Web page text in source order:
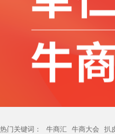
热门关键词： 牛商汇 牛商大会 扒